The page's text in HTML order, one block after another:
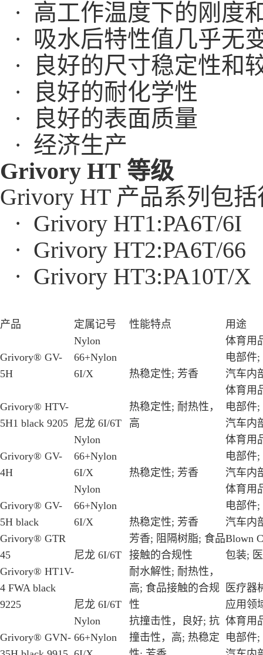
· 高工作温度下的刚度
· 吸水后特性值几乎无
· 良好的尺寸稳定性和
· 良好的耐化学性
· 良好的表面质量
· 经济生产
Grivory HT 等级
Grivory HT 产品系列包
· Grivory HT1:PA6T/6I
· Grivory HT2:PA6T/66
· Grivory HT3:PA10T/X
产品 定属记号 性能特点 用途
Grivory® GV-
5H
Nylon
66+Nylon
6I/X
热稳定性; 芳香
体育用
电部件
汽车内
Grivory® HTV-
5H1 black 9205 尼龙 6I/6T
热稳定性; 耐热性，
高
体育用
电部件
汽车内
Grivory® GV-
4H
Nylon
66+Nylon
6I/X
热稳定性; 芳香
体育用
电部件
汽车内
Grivory® GV-
5H black
Nylon
66+Nylon
6I/X
热稳定性; 芳香
体育用
电部件
汽车内
Grivory® GTR
45
尼龙 6I/6T
芳香; 阻隔树脂; 食品
接触的合规性
Blown
包装;
Grivory® HT1V-
4 FWA black
9225
尼龙 6I/6T
耐水解性; 耐热性，
高; 食品接触的合规
性
医疗器
应用领
Grivory® GVN-
Nylon
66+Nylon
抗撞击性，良好; 抗
撞击性，高; 热稳定
体育用
电部件